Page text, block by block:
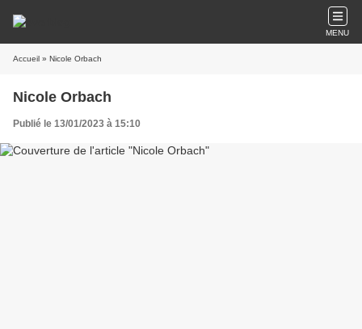
MENU
Accueil » Nicole Orbach
Nicole Orbach
Publié le 13/01/2023 à 15:10